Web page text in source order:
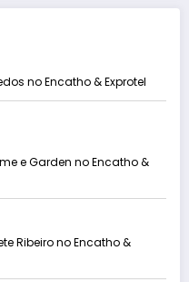
no Encatho & Exprotel
e Garden no Encatho &
Ribeiro no Encatho &